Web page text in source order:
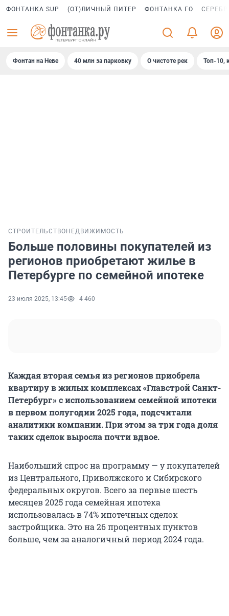
ФОНТАНКА SUP (ОТ)ЛИЧНЫЙ ПИТЕР ФОНТАНКА ГО
Фонтан на Неве 40 млн за парковку О чистоте рек Топ-10,
СТРОИТЕЛЬСТВО НЕДВИЖИМОСТЬ
Больше половины покупателей из
регионов приобретают жилье в
Петербурге по семейной ипотеке
23 июля 2025, 13:45 4 460
Каждая вторая семья из регионов приобрела
квартиру в жилых комплексах «Главстрой Санкт-
Петербург» с использованием семейной ипотеки
в первом полугодии 2025 года, подсчитали
аналитики компании. При этом за три года доля
таких сделок выросла почти вдвое.
Наибольший спрос на программу — у покупателей
из Центрального, Приволжского и Сибирского
федеральных округов. Всего за первые шесть
месяцев 2025 года семейная ипотека
использовалась в 74% ипотечных сделок
застройщика. Это на 26 процентных пунктов
больше, чем за аналогичный период 2024 года.